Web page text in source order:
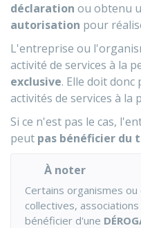
déclaration ou obtenu
autorisation pour
L'entreprise ou
activité de services à la
exclusive. Elle doit
activités de services à la
Si ce n'est pas le cas,
peut pas bénéficier du
À noter
Certains organismes
collectives,
bénéficier d'une